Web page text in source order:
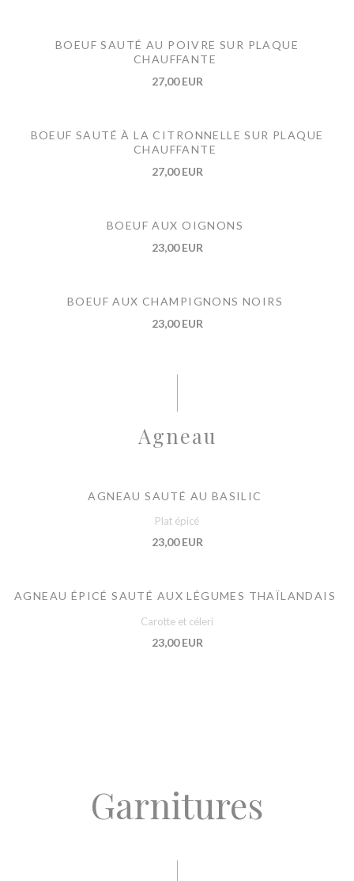
BOEUF SAUTÉ AU POIVRE SUR PLAQUE
CHAUFFANTE
27,00 EUR
BOEUF SAUTÉ À LA CITRONNELLE SUR PLAQUE
CHAUFFANTE
27,00 EUR
BOEUF AUX OIGNONS
23,00 EUR
BOEUF AUX CHAMPIGNONS NOIRS
23,00 EUR
Agneau
AGNEAU SAUTÉ AU BASILIC
Plat épicé
23,00 EUR
AGNEAU ÉPICÉ SAUTÉ AUX LÉGUMES THAÏLANDAIS
Carotte et céleri
23,00 EUR
Garnitures